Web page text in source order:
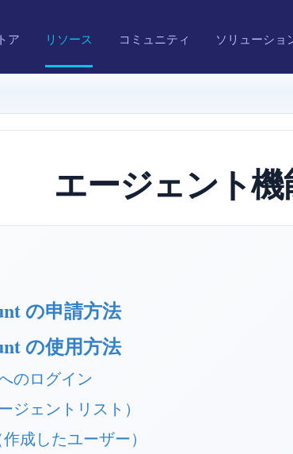
ア リソース コミュニティ ソリューショ
エージェント
の申請方法
の使用方法
のログイン
ジェントリスト）
成したユーザー）